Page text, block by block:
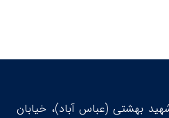
یک دادگستری و مشاور
حقوقی، قبول و پیگیری پرونده
شهید بهشتی (عباس آباد)، خیابان